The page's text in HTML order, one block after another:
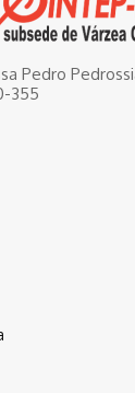
Pedro
355